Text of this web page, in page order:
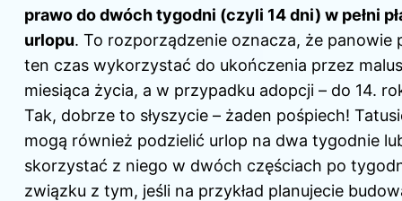
prawo do dwóch tygodni (czyli 14dni) w pełni
urlopu. To rozporządzenie oznacza, że panowie
ten czas wykorzystać do ukończenia przez
miesiąca życia, a w przypadku adopcji – do 14.
Tak, dobrze to słyszycie – żaden pośpiech!
mogą również podzielić urlop na dwa tygodnie
skorzystać z niego w dwóch częściach po
związku z tym, jeśli na przykład planujecie